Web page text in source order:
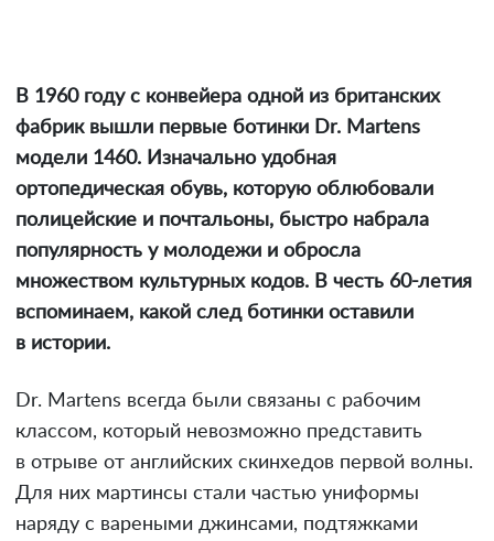
В 1960 году с конвейера одной из британских
фабрик вышли первые ботинки Dr. Martens
модели 1460. Изначально удобная
ортопедическая обувь, которую облюбовали
полицейские и почтальоны, быстро набрала
популярность у молодежи и обросла
множеством культурных кодов. В честь 60-летия
вспоминаем, какой след ботинки оставили
в истории.
Dr. Martens всегда были связаны с рабочим
классом, который невозможно представить
в отрыве от английских скинхедов первой волны.
Для них мартинсы стали частью униформы
наряду с вареными джинсами, подтяжками